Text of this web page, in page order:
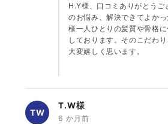
H.Y様、口コミありがとうご
のお悩み、解決できてよか
様一人ひとりの髪質や骨格
しております。そのこだわり
大変嬉しく思います。
TW
T.W様
6 か月前